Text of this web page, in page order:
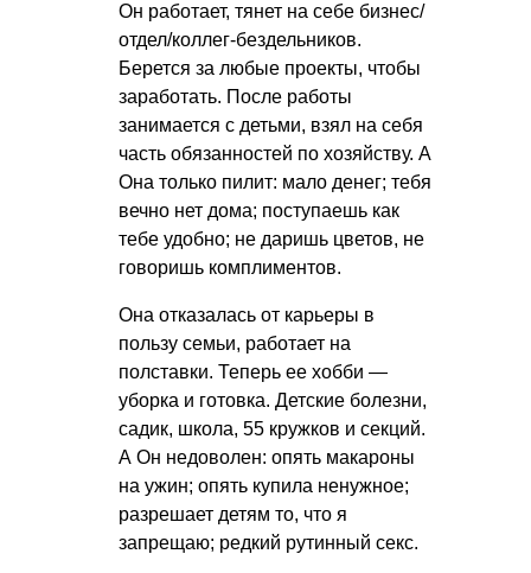
Он работает, тянет на себе бизнес/
отдел/коллег-бездельников.
Берется за любые проекты, чтобы
заработать. После работы
занимается с детьми, взял на себя
часть обязанностей по хозяйству. А
Она только пилит: мало денег; тебя
вечно нет дома; поступаешь как
тебе удобно; не даришь цветов, не
говоришь комплиментов.
Она отказалась от карьеры в
пользу семьи, работает на
полставки. Теперь ее хобби —
уборка и готовка. Детские болезни,
садик, школа, 55 кружков и секций.
А Он недоволен: опять макароны
на ужин; опять купила ненужное;
разрешает детям то, что я
запрещаю; редкий рутинный секс.